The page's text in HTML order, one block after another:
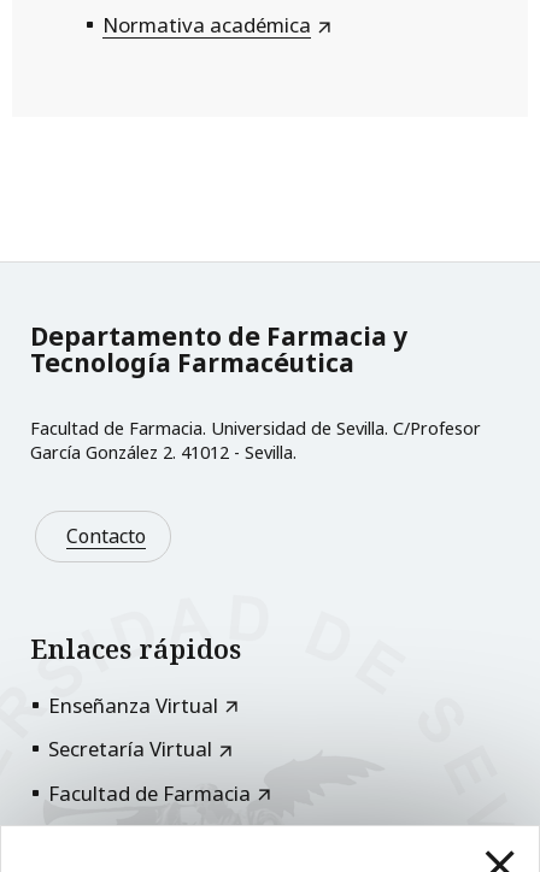
Normativa académica
Departamento de Farmacia y
Tecnología Farmacéutica
Facultad de Farmacia. Universidad de Sevilla. C/Profesor
García González 2. 41012 - Sevilla.
Contacto
Enlaces rápidos
Enseñanza Virtual
Secretaría Virtual
Facultad de Farmacia